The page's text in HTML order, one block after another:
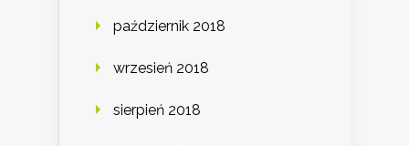
październik 2018
wrzesień 2018
sierpień 2018